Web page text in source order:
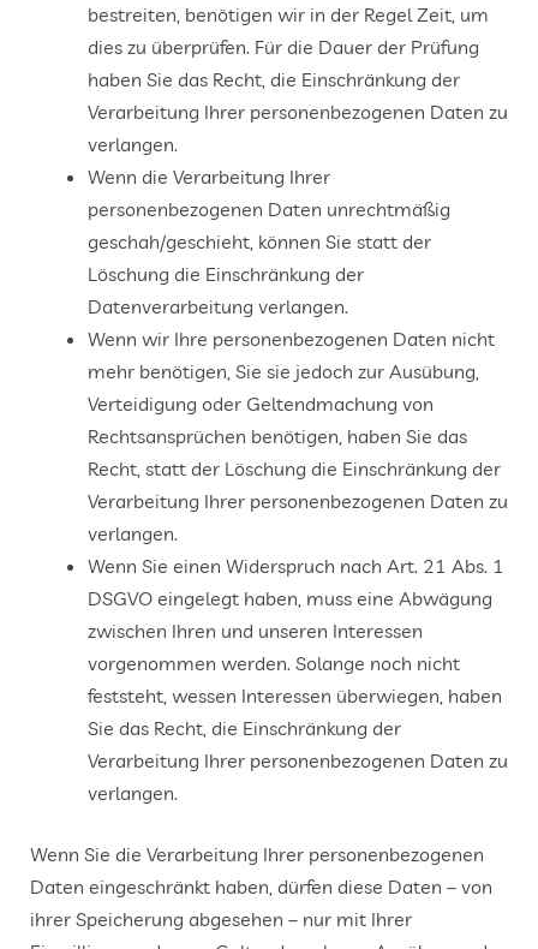
bestreiten, benötigen wir in der Regel Zeit, um
dies zu überprüfen. Für die Dauer der Prüfung
haben Sie das Recht, die Einschränkung der
Verarbeitung Ihrer personenbezogenen Daten zu
verlangen.
Wenn die Verarbeitung Ihrer
personenbezogenen Daten unrechtmäßig
geschah/geschieht, können Sie statt der
Löschung die Einschränkung der
Datenverarbeitung verlangen.
Wenn wir Ihre personenbezogenen Daten nicht
mehr benötigen, Sie sie jedoch zur Ausübung,
Verteidigung oder Geltendmachung von
Rechtsansprüchen benötigen, haben Sie das
Recht, statt der Löschung die Einschränkung der
Verarbeitung Ihrer personenbezogenen Daten zu
verlangen.
Wenn Sie einen Widerspruch nach Art. 21 Abs. 1
DSGVO eingelegt haben, muss eine Abwägung
zwischen Ihren und unseren Interessen
vorgenommen werden. Solange noch nicht
feststeht, wessen Interessen überwiegen, haben
Sie das Recht, die Einschränkung der
Verarbeitung Ihrer personenbezogenen Daten zu
verlangen.
Wenn Sie die Verarbeitung Ihrer personenbezogenen
Daten eingeschränkt haben, dürfen diese Daten – von
ihrer Speicherung abgesehen – nur mit Ihrer